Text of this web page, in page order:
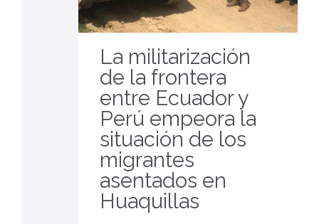
La militarización
de la frontera
entre Ecuador y
Perú empeora la
situación de los
migrantes
asentados en
Huaquillas